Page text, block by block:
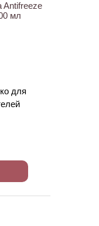
Antifreeze
мл
для